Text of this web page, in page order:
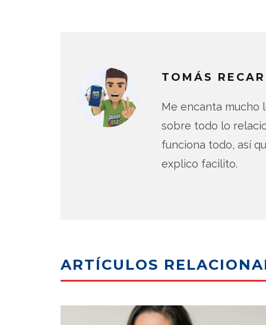
TOMÁS
Me encanta mucho
sobre todo lo
funciona todo, así
explico facilito.
ARTÍCULOS